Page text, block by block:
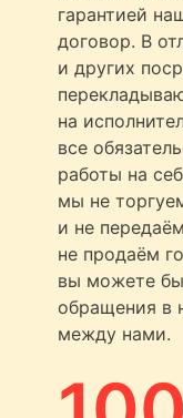
гарантией
договор. В
и других
на
все
работы на
мы не
и не
не продаём
вы можете
обращения в
между нами.